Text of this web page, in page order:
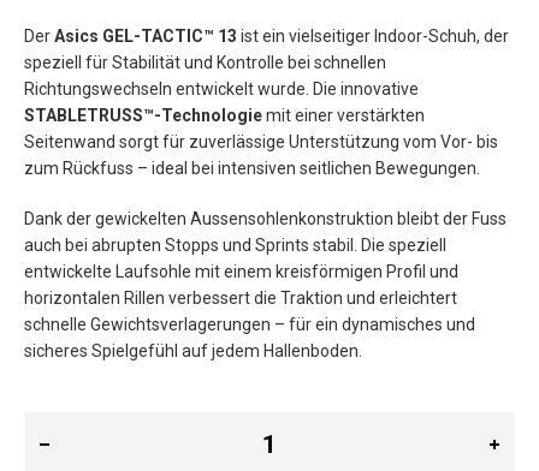
DerAsics GEL-TACTIC™ 13 ist ein vielseitiger Indoor-Schuh, der
speziell für Stabilität und Kontrolle bei schnellen
Richtungswechseln entwickelt wurde. Die innovative
STABLETRUSS™-Technologiemit einer verstärkten
Seitenwand sorgt für zuverlässige Unterstützung vom Vor- bis
zum Rückfuss – ideal bei intensiven seitlichen Bewegungen.
Dank der gewickelten Aussensohlenkonstruktion bleibt der Fuss
auch bei abrupten Stopps und Sprints stabil. Die speziell
entwickelte Laufsohle mit einem kreisförmigen Profil und
horizontalen Rillen verbessert die Traktion und erleichtert
schnelle Gewichtsverlagerungen – für ein dynamisches und
sicheres Spielgefühl auf jedem Hallenboden.